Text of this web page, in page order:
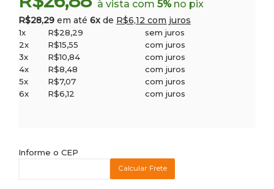
à vista com 5%no pix
R$28,29 em até 6x de R$6,12 com juros
1x R$28,29
sem juros
2x
R$15,55
com juros
3x
R$10,84
com juros
4x
R$8,48
com juros
5x
R$7,07
com juros
6x
R$6,12 com juros
Informe o CEP
Calcular Frete